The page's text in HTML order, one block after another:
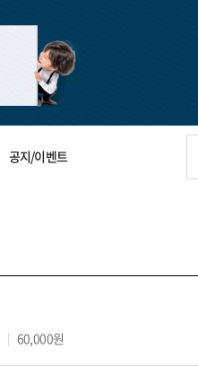
공지/이벤트
60,000원